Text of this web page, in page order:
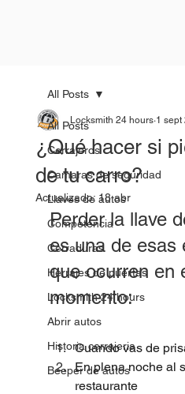
All Posts
Cerrajeros
Camaras de seguridad
Llaves de autos
Competencia
Cerraduras
Herrajes de puertas
Locksmith 24 hours
Abrir autos
Historia cerrajeria
Beeper de autos
All Posts
¿Qué hacer si
de tu carro?
Locksmith 24 hours 1 sept
Actualizado: 18 abr
Perder la llave
es una de esas
que ocurren en
momento:
Cuando vas de
En plena noche al
restaurante